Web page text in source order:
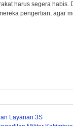
harus segera habis.
pengertian, agar
Layanan 3S